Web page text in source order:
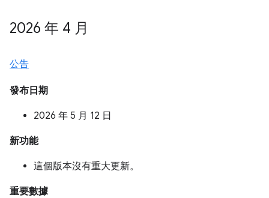
2026 年 4 月
公告
發布日期
2026 年 5 月 12 日
新功能
這個版本沒有重大更新。
重要數據